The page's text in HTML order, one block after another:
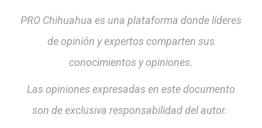
PRO Chihuahua es una plataforma donde líderes
de opinión y expertos comparten sus
conocimientos y opiniones.
Las opiniones expresadas en este documento
son de exclusiva responsabilidad del autor.